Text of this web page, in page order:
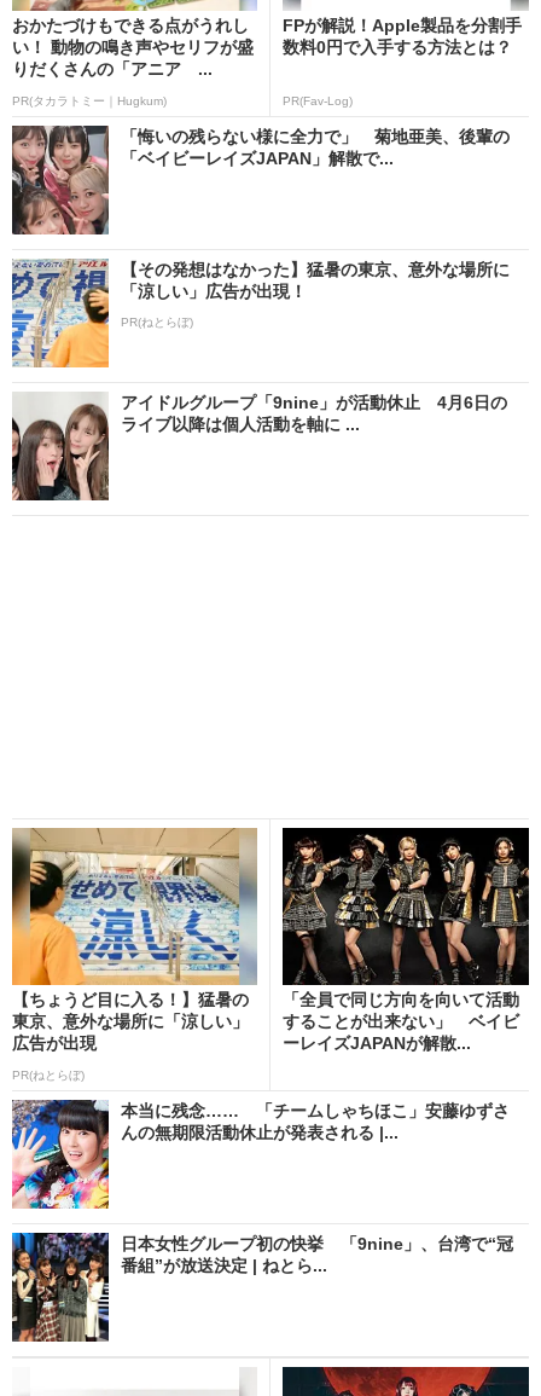
おかたづけもできる点がうれし
い！ 動物の鳴き声やセリフが盛
りだくさんの「アニア ...
PR(タカラトミー｜Hugkum)
FPが解説！Apple製品を分割手
数料0円で入手する方法とは？
PR(Fav-Log)
「悔いの残らない様に全力で」 菊地亜美、後輩の
「ベイビーレイズJAPAN」解散で...
【その発想はなかった】猛暑の東京、意外な場所に
「涼しい」広告が出現！
PR(ねとらぼ)
アイドルグループ「9nine」が活動休止 4月6日の
ライブ以降は個人活動を軸に ...
【ちょうど目に入る！】猛暑の
東京、意外な場所に「涼しい」
広告が出現
PR(ねとらぼ)
「全員で同じ方向を向いて活動
することが出来ない」 ベイビ
ーレイズJAPANが解散...
本当に残念…… 「チームしゃちほこ」安藤ゆずさ
んの無期限活動休止が発表される |...
日本女性グループ初の快挙 「9nine」、台湾で“冠
番組”が放送決定 | ねとら...